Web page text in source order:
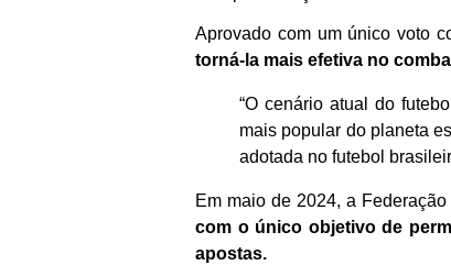
Aprovado com um único voto
torná-la mais efetiva no
“O cenário atual do
mais popular do planeta
adotada no futebol
Em maio de 2024, a
com o único objetivo de
apostas.